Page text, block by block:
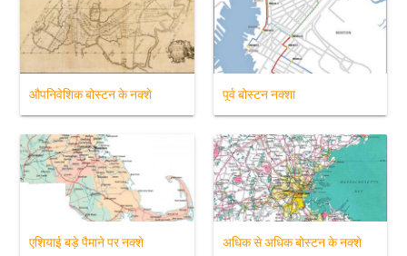
औपनिवेशिक बोस्टन के नक्शे पूर्व बोस्टन नक्शा
एशियाई बड़े पैमाने पर नक्शे अधिक से अधिक बोस्टन के नक्शे